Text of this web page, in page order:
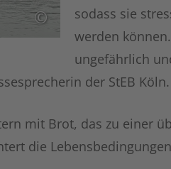
©
sodass sie
werden
ungefährlich
der StEB Köln.
mit Brot, das zu einer
die